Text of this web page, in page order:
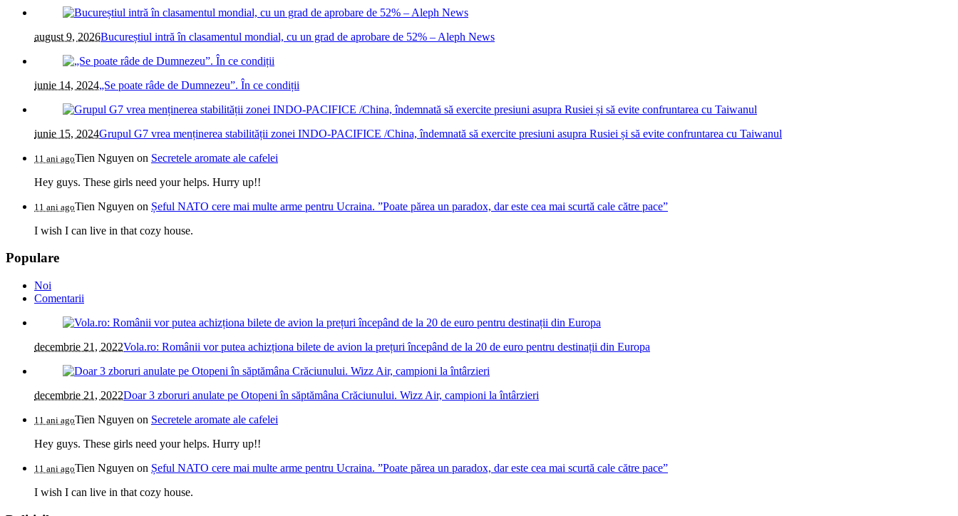
august 9, 2026Bucureștiul intră în clasamentul mondial, cu un grad de aprobare de 52% – Aleph News
iunie 14, 2024„Se poate râde de Dumnezeu”. În ce condiții
iunie 15, 2024Grupul G7 vrea menținerea stabilității zonei INDO-PACIFICE /China, îndemnată să exercite presiuni asupra Rusiei și să evite confruntarea cu Taiwanul
11 ani agoTien Nguyen on Secretele aromate ale cafelei
Hey guys. These girls need your helps. Hurry up!!
11 ani agoTien Nguyen on Șeful NATO cere mai multe arme pentru Ucraina. ”Poate părea un paradox, dar este cea mai scurtă cale către pace”
I wish I can live in that cozy house.
Populare
Noi
Comentarii
decembrie 21, 2022Vola.ro: Românii vor putea achizționa bilete de avion la prețuri începând de la 20 de euro pentru destinații din Europa
decembrie 21, 2022Doar 3 zboruri anulate pe Otopeni în săptămâna Crăciunului. Wizz Air, campioni la întârzieri
11 ani agoTien Nguyen on Secretele aromate ale cafelei
Hey guys. These girls need your helps. Hurry up!!
11 ani agoTien Nguyen on Șeful NATO cere mai multe arme pentru Ucraina. ”Poate părea un paradox, dar este cea mai scurtă cale către pace”
I wish I can live in that cozy house.